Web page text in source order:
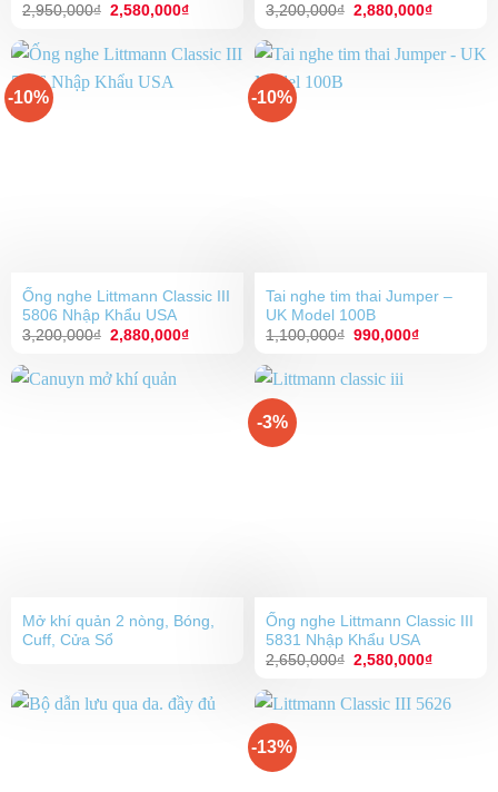
2,950,000₫ Giá
2,950,000₫.
2,580,000₫Giá
là:
3,200,000₫ Giá
3,200,000₫.
2,880,000₫Giá
là:
-10%
Ống nghe Littmann Classic III
5806 Nhập Khẩu USA
3,200,000₫ Giá
3,200,000₫.
2,880,000₫Giá
-10%
Tai nghe tim thai Jumper –
UK Model 100B
1,100,000₫ Giá
1,100,000₫.
990,000₫Giá
Mở khí quản 2 nòng, Bóng,
Cuff, Cửa Sổ
-3%
Ống nghe Littmann Classic III
5831 Nhập Khẩu USA
2,650,000₫ Giá
2,650,000₫.
2,580,000₫Giá
là:
-13%